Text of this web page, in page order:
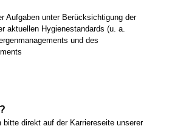
Aufgaben unter Berücksichtigung der
aktuellen Hygienestandards (u. a.
und des
bitte direkt auf der Karriereseite unserer